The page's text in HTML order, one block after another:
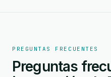
PREGUNTAS FRECUENTES
Preguntas